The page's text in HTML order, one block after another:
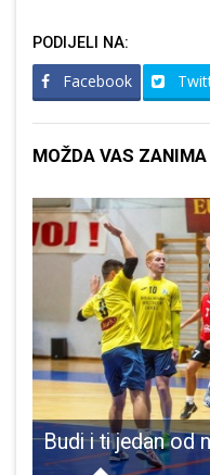
PODIJELI NA:
Facebook
MOŽDA VAS ZANIMA
Budi i ti jedan od